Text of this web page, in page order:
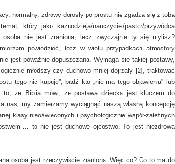
normalny, zdrowy dorosły po prostu nie zgadza się z toba
który jako kaznodzieja/nauczyciel/pastor/przywódca
nie jest zraniona, lecz zwyczajnie ty się mylisz?
powiedzieć, lecz w wielu przypadkach atmosfery
jest poważnie dopuszczana. Wymaga się takiej postawy,
młodszy czy duchowo mniej dojrzały [2], traktować
tego nie kapuje”, bądź kto „nie ma tego objawienia” lub
to, że Biblia mówi, że postawa dziecka jest kluczem do
nas, my zamierzamy wyciągnąć naszą własną koncepcję
klasy nieoświeconych i psychologicznie współ-zależnych
to nie jest duchowe ojcostwo. To jest niezdrowa
osoba jest rzeczywiście zraniona. Więc co? Co to ma do